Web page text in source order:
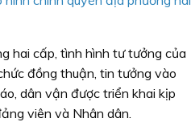
hai cấp, tình hình tư tưởng của
đồng thuận, tin tưởng vào
dân vận được triển khai kịp
viên và Nhân dân.